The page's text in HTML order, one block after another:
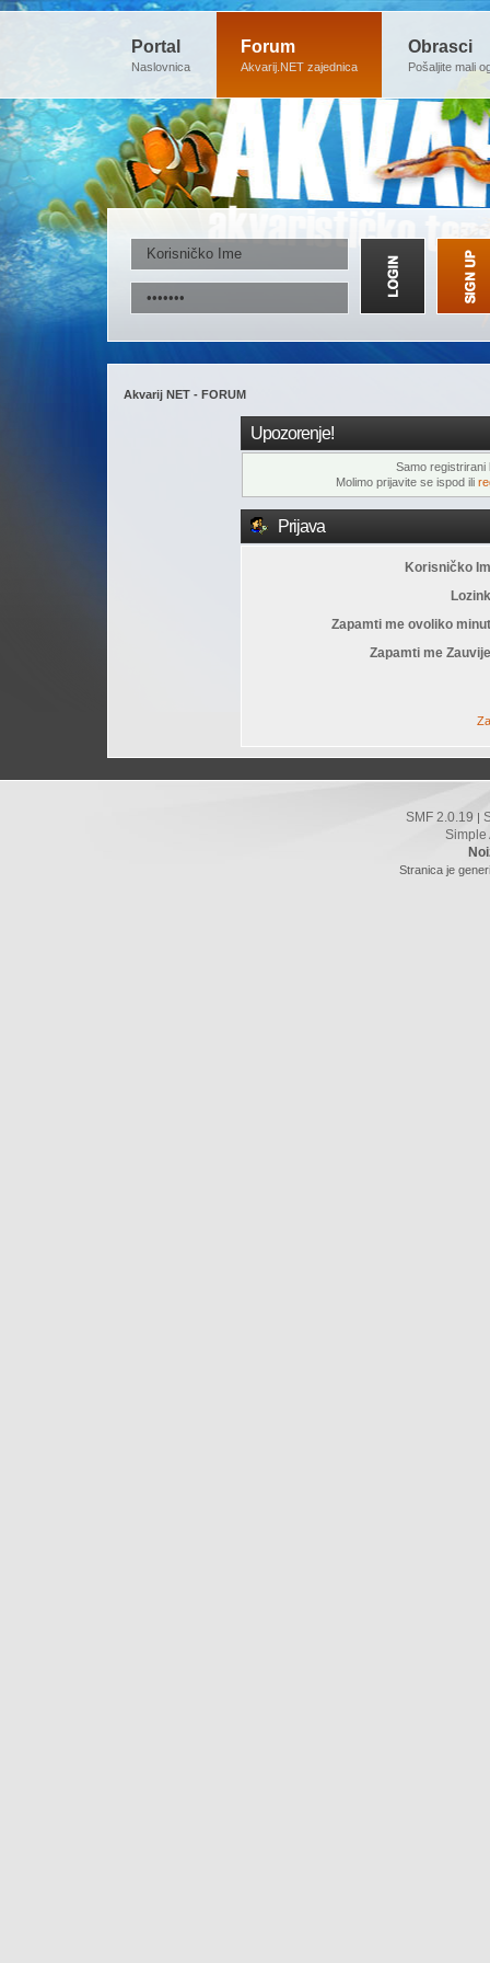
Portal
Naslovnica
Forum
Akvarij.NET zajednica
Obrasci
Pošaljite mali
Akvarij NET - FORUM
Upozorenje!
Samo registrirani
Molimo prijavite se ispod ili
Prijava
Korisničko
Zapamti me ovoliko
Zapamti me
SMF 2.0.19
Simple
Stranica je